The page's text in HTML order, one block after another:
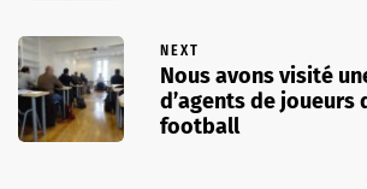
NEXT
Nous avons visité
d’agents de joueurs
football